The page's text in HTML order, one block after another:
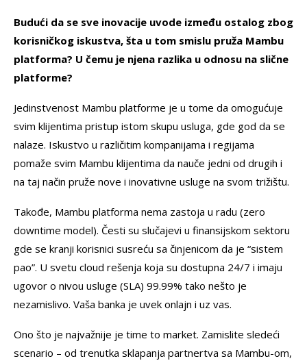
Budući da se sve inovacije uvode između ostalog zbog
korisničkog iskustva, šta u tom smislu pruža Mambu
platforma? U čemu je njena razlika u odnosu na slične
platforme?
Jedinstvenost Mambu platforme je u tome da omogućuje
svim klijentima pristup istom skupu usluga, gde god da se
nalaze. Iskustvo u različitim kompanijama i regijama
pomaže svim Mambu klijentima da nauče jedni od drugih i
na taj način pruže nove i inovativne usluge na svom trižištu.
Takođe, Mambu platforma nema zastoja u radu (zero
downtime model). Česti su slučajevi u finansijskom sektoru
gde se kranji korisnici susreću sa činjenicom da je “sistem
pao”. U svetu cloud rešenja koja su dostupna 24/7 i imaju
ugovor o nivou usluge (SLA) 99.99% tako nešto je
nezamislivo. Vaša banka je uvek onlajn i uz vas.
Ono što je najvažnije je time to market. Zamislite sledeći
scenario – od trenutka sklapanja partnertva sa Mambu-om,